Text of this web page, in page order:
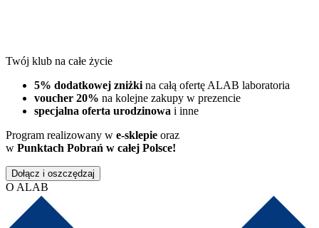
Twój klub na całe życie
5% dodatkowej zniżki na całą ofertę ALAB laboratoria
voucher 20% na kolejne zakupy w prezencie
specjalna oferta urodzinowa i inne
Program realizowany w e-sklepie oraz
w Punktach Pobrań w całej Polsce!
Dołącz i oszczędzaj
O ALAB